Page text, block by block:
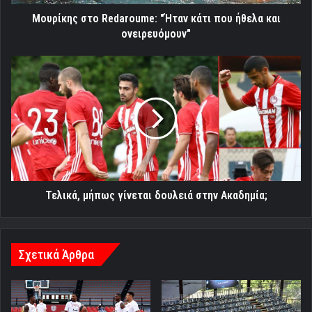
Μουρίκης στο Redaroume: "Ήταν κάτι που ήθελα και
ονειρευόμουν"
Τελικά,
μήπως
γίνεται
δουλειά
στην
Ακαδημία;
Τελικά, μήπως γίνεται δουλειά στην Ακαδημία;
Σχετικά Άρθρα